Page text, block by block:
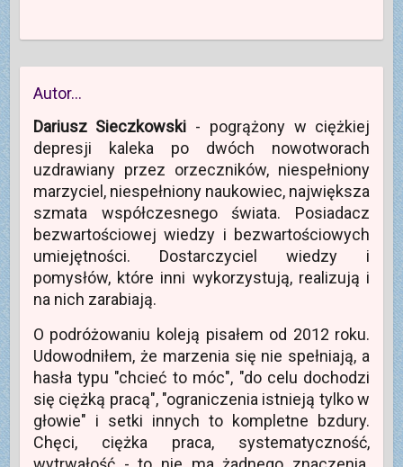
Autor…
Dariusz Sieczkowski - pogrążony w ciężkiej
depresji kaleka po dwóch nowotworach
uzdrawiany przez orzeczników, niespełniony
marzyciel, niespełniony naukowiec, największa
szmata współczesnego świata. Posiadacz
bezwartościowej wiedzy i bezwartościowych
umiejętności. Dostarczyciel wiedzy i
pomysłów, które inni wykorzystują, realizują i
na nich zarabiają.
O podróżowaniu koleją pisałem od 2012 roku.
Udowodniłem, że marzenia się nie spełniają, a
hasła typu "chcieć to móc", "do celu dochodzi
się ciężką pracą", "ograniczenia istnieją tylko w
głowie" i setki innych to kompletne bzdury.
Chęci, ciężka praca, systematyczność,